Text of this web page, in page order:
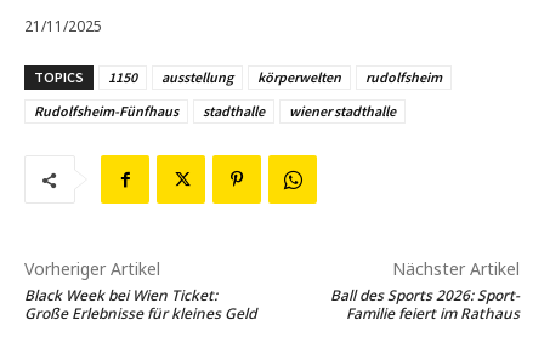
21/11/2025
TOPICS 1150 ausstellung körperwelten
rudolfsheim
Rudolfsheim-Fünfhaus
stadthalle wiener stadthalle
Vorheriger Artikel
Black Week bei Wien Ticket:
Große Erlebnisse für kleines Geld
Nächster Artikel
Ball des Sports 2026: Sport-
Familie feiert im Rathaus